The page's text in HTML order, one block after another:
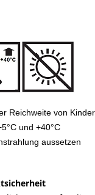
Reichweite von
und +40°C
aussetzen